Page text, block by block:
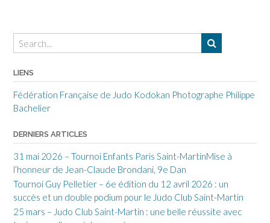
LIENS
Fédération Française de Judo Kodokan Photographe Philippe
Bachelier
DERNIERS ARTICLES
31 mai 2026 – Tournoi Enfants Paris Saint-MartinMise à
l’honneur de Jean-Claude Brondani, 9e Dan
Tournoi Guy Pelletier – 6e édition du 12 avril 2026 : un
succès et un double podium pour le Judo Club Saint-Martin
25 mars – Judo Club Saint-Martin : une belle réussite avec